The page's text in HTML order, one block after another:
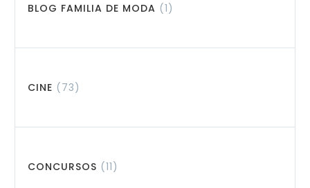
BLOG FAMILIA DE MODA (1)
CINE (73)
CONCURSOS (11)